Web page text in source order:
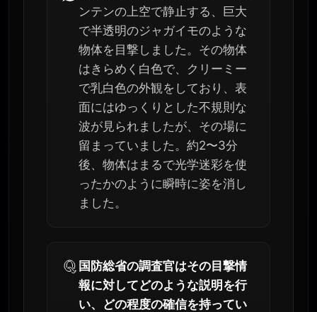
ンテンの上空で静止する、巨大
で半透明のジャガイモのような
物体を目撃しました。その物体
はきらめく白色で、クリーミー
で乳白色の外観をしており、表
面にはゆっくりとした不規則な
波が見られましたが、その場に
留まっていました。約2〜3分
後、物体はまるで光学迷彩を使
ったかのように瞬時に姿を消し
ました。
国防総省の調査官はその目撃情
報に対してどのような説明を行
い、どの程度の確信を持ってい